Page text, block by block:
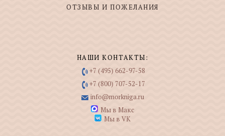
ОТЗЫВЫ И ПОЖЕЛАНИЯ
НАШИ КОНТАКТЫ:
+7 (495) 662-97-58
+7 (800) 707-52-17
info@morkniga.ru
Мы в Макс
Мы в VK